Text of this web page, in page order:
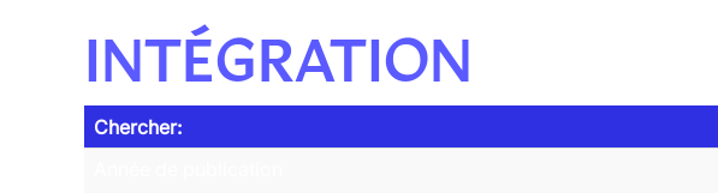
INTÉGRATION
Chercher: